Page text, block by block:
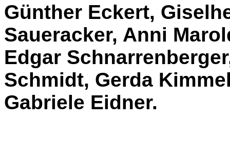
Günther Eckert,
Saueracker, Anni
Edgar
Schmidt, Gerda
Gabriele Eidner.